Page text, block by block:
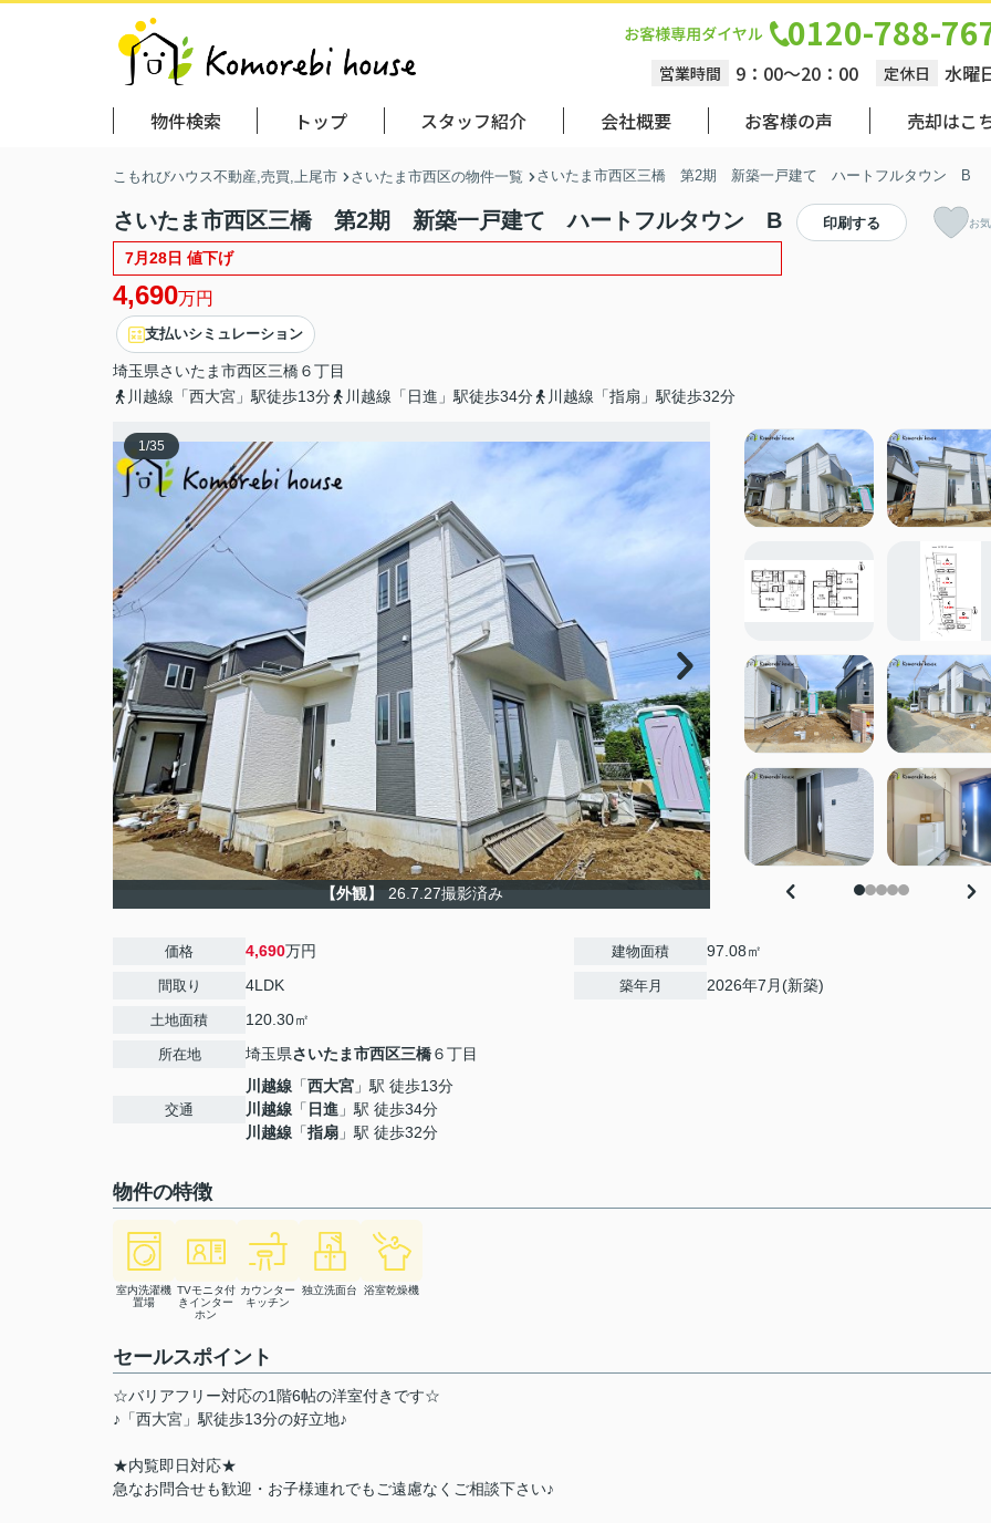
0120-788-
営業時間 9：00～20：00 定休日
水曜
物件検索
トップ スタッフ紹介 会社概要 お客様の声 売却はこ
こもれびハウス不動産,売買,上尾市 さいたま市西区の物件一覧 さいたま市西区三橋 第2期 新築一戸建て ハートフルタウン B
さいたま市西区三橋 第2期 新築一戸建て ハートフルタウン B
7月28日 値下げ
4,690万円
支払いシミュレーション
埼玉県さいたま市西区三橋６丁目
川越線「西大宮」駅徒歩13分
川越線「日進」駅徒歩34分 川越線「指扇」駅徒歩32分
印刷する お
1/35
【外観】 26.7.27撮影済み
価格 4,690万円
間取り 4LDK
土地面積 120.30㎡
所在地 埼玉県さいたま市西区三橋６丁目
交通
川越線 「西大宮 」駅 徒歩13分
川越線 「 日進 」駅 徒歩34分
川越線 「指扇 」駅 徒歩32分
建物面積 97.08㎡
築年月 2026年7月(新築)
物件の特徴
室内洗濯機
置場
TVモニタ付
きインター
ホン
カウンター
キッチン
独立洗面台 浴室乾燥機
セールスポイント
☆バリアフリー対応の1階6帖の洋室付きです☆
♪「西大宮」駅徒歩13分の好立地♪
★内覧即日対応★
急なお問合せも歓迎・お子様連れでもご遠慮なくご相談下さい♪